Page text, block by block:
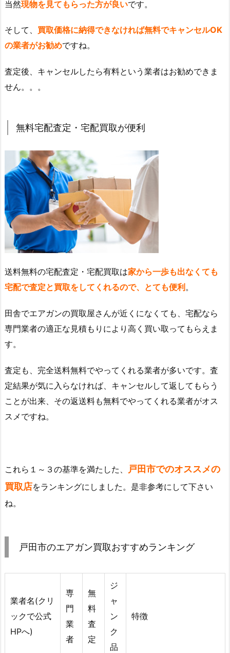
当然現物を見てもらった方が良いです。
そして、 買取価格に納得できなければ無料でキャンセルOK
の業者がお勧めですね。
査定後、キャンセルしたら有料という業者はお勧めできま
せん。。。
無料宅配査定・宅配買取が便利
送料無料の宅配査定・宅配買取は家から一歩も出なくても
宅配で査定と買取をしてくれるので、とても便利。
田舎でエアガンの買取屋さんが近くになくても、宅配なら
専門業者の適正な見積もりにより高く買い取ってもらえま
す。
査定も、完全送料無料でやってくれる業者が多いです。査
定結果が気に入らなければ、キャンセルして返してもらう
ことが出来、その返送料も無料でやってくれる業者がオス
スメですね。
これら１～３の基準を満たした、
戸田市でのオススメの
買取店をランキングにしました。是非参考にして下さい
ね。
戸田市のエアガン買取おすすめランキング
業者名(クリ
ックで公式
HPへ)
専
門
業
者
無
料
査
定
ジ
ャ
ン
ク
品
特徴